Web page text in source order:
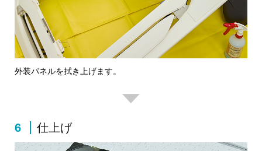
外装パネルを拭き上げます。
6 仕上げ